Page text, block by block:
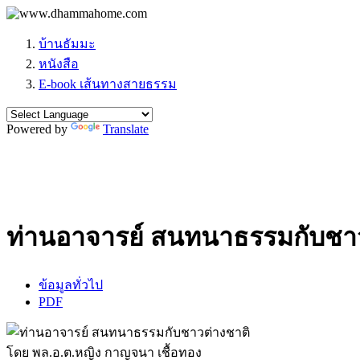
บ้านธัมมะ
หนังสือ
E-book เส้นทางสายธรรม
Powered by Translate
ท่านอาจารย์ สนทนาธรรมกับช
ข้อมูลทั่วไป
PDF
โดย พล.อ.ต.หญิง กาญจนา เชื้อทอง